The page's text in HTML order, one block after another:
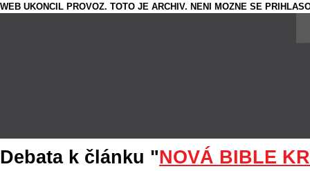
WEB UKONCIL PROVOZ. TOTO JE ARCHIV. NENI MOZNE SE
Debata k článku "NOVÁ BIBLE